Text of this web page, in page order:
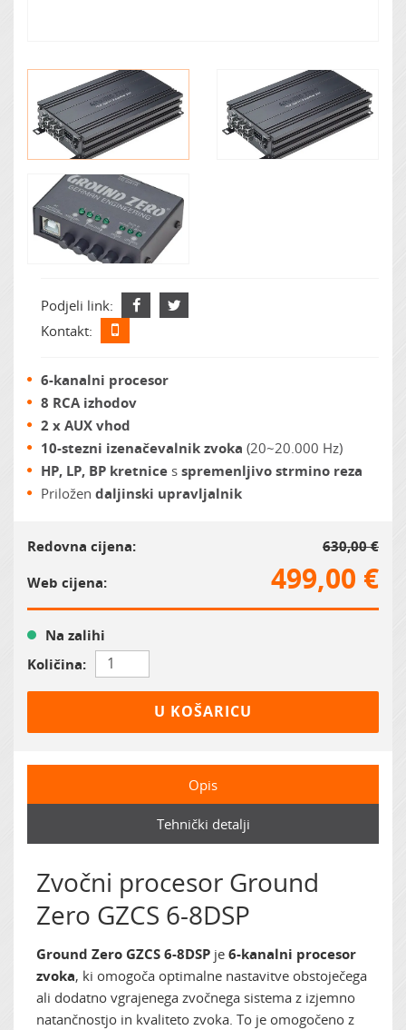
Podjeli link:
Kontakt:
6-kanalni procesor
8 RCA izhodov
2 x AUX vhod
10-stezni izenačevalnik zvoka (20~20.000 Hz)
HP, LP, BP kretnice s spremenljivo strmino reza
Priložen daljinski upravljalnik
Redovna cijena:
630,00 €
Web cijena:
499,00 €
Na zalihi
Količina:
U KOŠARICU
Opis
Tehnički detalji
Zvočni procesor Ground
Zero GZCS 6-8DSP
Ground Zero GZCS 6-8DSP je 6-kanalni procesor
zvoka, ki omogoča optimalne nastavitve obstoječega
ali dodatno vgrajenega zvočnega sistema z izjemno
natančnostjo in kvaliteto zvoka. To je omogočeno z